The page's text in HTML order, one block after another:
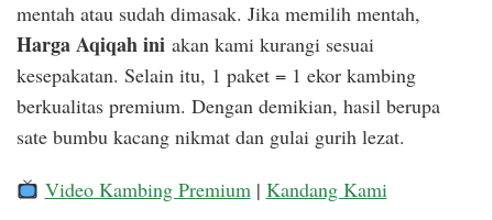
mentah atau sudah dimasak. Jika memilih mentah,
Harga Aqiqah ini akan kami kurangi sesuai
kesepakatan. Selain itu, 1 paket = 1 ekor kambing
berkualitas premium. Dengan demikian, hasil berupa
sate bumbu kacang nikmat dan gulai gurih lezat.
Video Kambing Premium| Kandang Kami